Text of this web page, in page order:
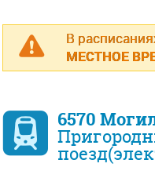
В
МЕСТНОЕ
6570